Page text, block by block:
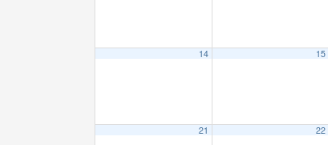
14 15
21 22